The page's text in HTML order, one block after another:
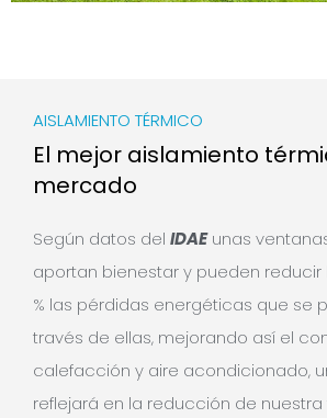
AISLAMIENTO TÉRMICO
El mejor aislamiento
mercado
Según datos del IDAEunas
aportan bienestar y pueden reducir
% las pérdidas energéticas que se
través de ellas, mejorando así el
calefacción y aire acondicionado,
reflejará en la reducción de